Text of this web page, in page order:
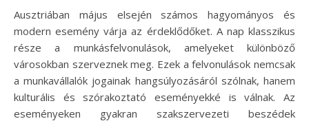
Ausztriában május elsején számos hagyományos és
modern esemény várja az érdeklődőket. A nap klasszikus
része a munkásfelvonulások, amelyeket különböző
városokban szerveznek meg. Ezek a felvonulások nemcsak
a munkavállalók jogainak hangsúlyozásáról szólnak, hanem
kulturális és szórakoztató eseményekké is válnak. Az
eseményeken gyakran szakszervezeti beszédek